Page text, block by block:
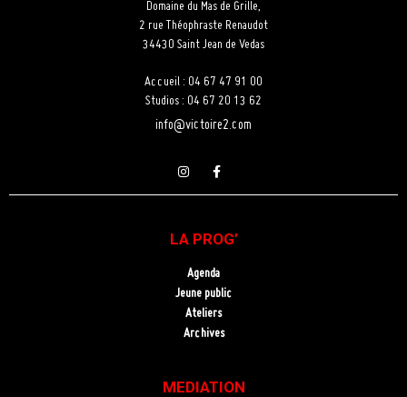
Domaine du Mas de Grille,
2 rue Théophraste Renaudot
34430 Saint Jean de Vedas
Accueil : 04 67 47 91 00
Studios : 04 67 20 13 62
info@victoire2.com
LA PROG’
Agenda
Jeune public
Ateliers
Archives
MEDIATION